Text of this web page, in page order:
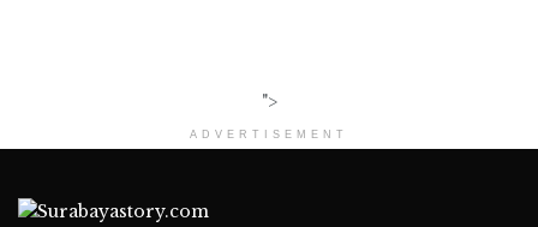
">
ADVERTISEMENT